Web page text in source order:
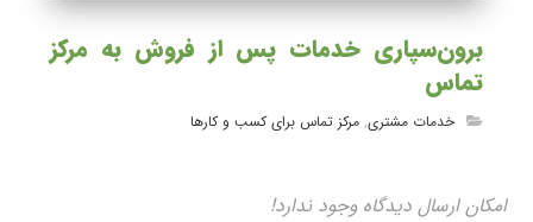
برون‌سپاری خدمات پس از فروش به مرکز
تماس
خدمات مشتری,مرکز تماس برای کسب و کارها
امکان ارسال دیدگاه وجود ندارد!